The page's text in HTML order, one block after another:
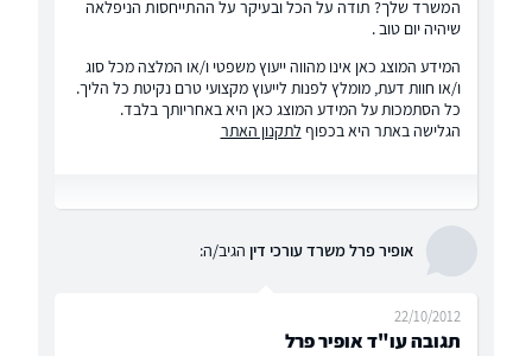
המשרד שלך? תודה על הכל ובעיקר על ההתייחסות הניפלאה
שיהיה יום טוב .
המידע המוצג כאן אינו מהווה ייעוץ משפטי ו/או המלצה מכל סוג
ו/או חוות דעת, מומלץ לפנות לייעוץ מקצועי טרם נקיטת כל הליך.
כל הסתמכות על המידע המוצג כאן היא באחריותך בלבד.
הגלישה באתר היא בכפוף לתקנון האתר
אופיר פרל משרד עורכי דין הגיב/ה:
תגובה עו"ד אופיר פרל
22/10/2012